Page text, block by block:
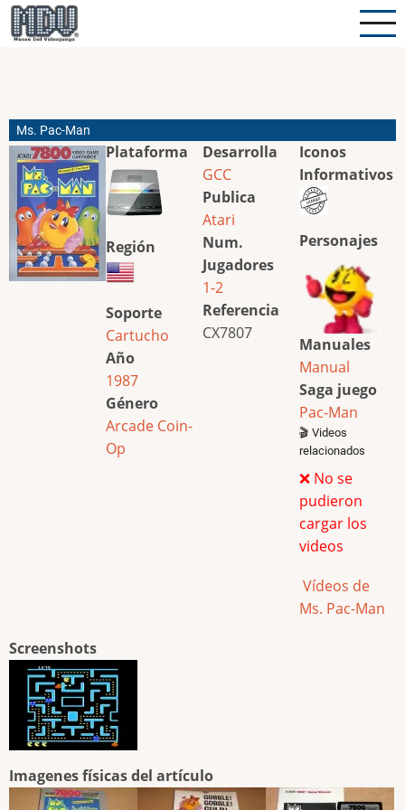
Pasar
al
Ms. Pac-Man
Plataforma
Región
Soporte
Cartucho
Año
1987
Género
Arcade Coin-
Op
Desarrolla
GCC
Publica
Atari
Num.
Jugadores
1-2
Referencia
CX7807
Iconos
Informativos
Personajes
Manuales
Manual
Saga juego
Pac-Man
🎬 Videos
relacionados
❌ No se
pudieron
cargar los
videos
Vídeos de
Ms. Pac-Man
Screenshots
Imagenes físicas del artículo